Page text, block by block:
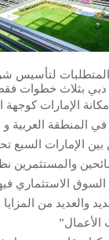
المتطلبات لتأسيس
بثلاث خطوات
الإمارات كوجهة
في المنطقة العربية
الإمارات السبع
والمستثمرين
السوق الاستثماري
والعديد من
الأعمال”